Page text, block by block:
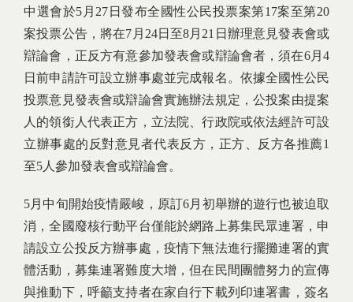
中選會於5月27日發布全國性公民投票案第17案至第20
案投票公告，將在7月24日至8月21日辦理意見發表會或
辯論會，正反方有意參加發表會或辯論會者，須在6月4
日前申請許可設立辦事處並完成報名。依據全國性公民
投票意見發表會或辯論會實施辦法規定，公投案由提案
人的領銜人代表正方，立法院、行政院或依法經許可設
立辦事處的反對意見者代表反方，正方、反方各推薦1
至5人參加發表會或辯論會。
5月中旬開始疫情嚴峻，原訂6月初舉辦的遊行也被迫取
消，全國廢核行動平台僅能於網路上募集民眾連署，申
請設立公投反方辦事處，疫情下無法進行擺攤連署的實
體活動，募集連署難度大增，但在民間團體努力的宣傳
與推動下，呼籲支持者在家自行下載列印連署書，簽名